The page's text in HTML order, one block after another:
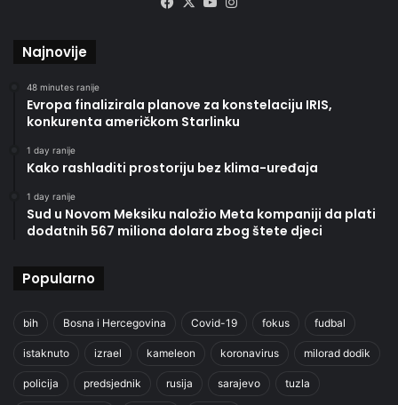
Najnovije
48 minutes ranije
Evropa finalizirala planove za konstelaciju IRIS,
konkurenta američkom Starlinku
1 day ranije
Kako rashladiti prostoriju bez klima-uređaja
1 day ranije
Sud u Novom Meksiku naložio Meta kompaniji da plati
dodatnih 567 miliona dolara zbog štete djeci
Popularno
bih Bosna i Hercegovina Covid-19 fokus fudbal
istaknuto izrael kameleon koronavirus milorad dodik
policija predsjednik rusija sarajevo tuzla